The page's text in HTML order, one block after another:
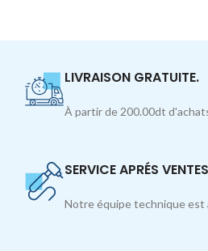
LIVRAISON GRATUITE.
À partir de 200.00dt
SERVICE APRÉS
Notre équipe technique est